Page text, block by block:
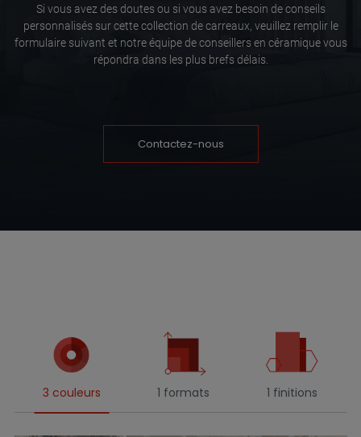
Si vous avez des doutes ou si vous avez besoin de conseils
personnalisés sur cette collection de carreaux, veuillez remplir le
formulaire suivant et notre équipe de conseillers en céramique vous
répondra dans les plus brefs délais.
Contactez-nous
3 couleurs 1 formats 1 finitions